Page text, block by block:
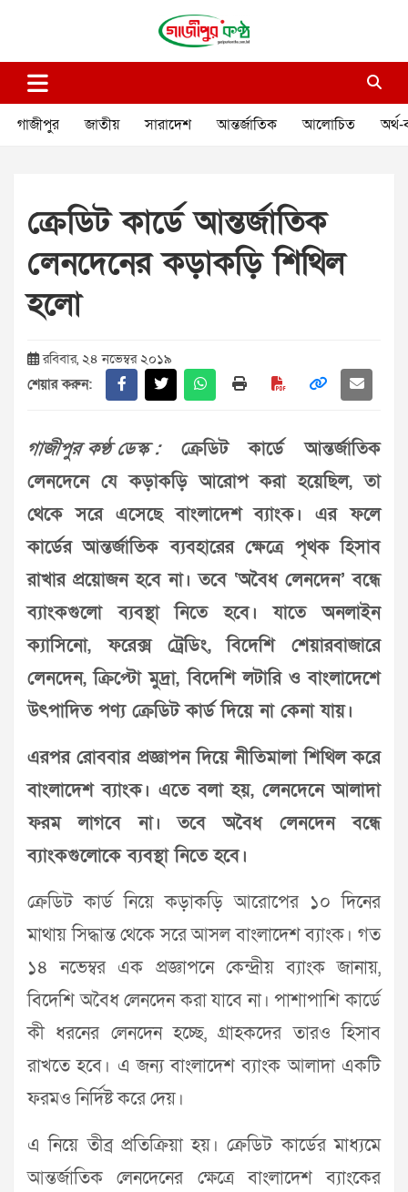
গাজীপুর কণ্ঠ
গাজীপুর জাতীয় সারাদেশ আন্তর্জাতিক আলোচিত অর্থ-
ক্রেডিট কার্ডে আন্তর্জাতিক
লেনদেনের কড়াকড়ি শিথিল
হলো
রবিবার, ২৪ নভেম্বর ২০১৯
শেয়ার করুন:
গাজীপুর কণ্ঠ ডেস্ক :ক্রেডিট কার্ডে আন্তর্জাতিক
লেনদেনে যে কড়াকড়ি আরোপ করা হয়েছিল, তা
থেকে সরে এসেছে বাংলাদেশ ব্যাংক। এর ফলে
কার্ডের আন্তর্জাতিক ব্যবহারের ক্ষেত্রে পৃথক হিসাব
রাখার প্রয়োজন হবে না। তবে ‘অবৈধ লেনদেন’ বন্ধে
ব্যাংকগুলো ব্যবস্থা নিতে হবে। যাতে অনলাইন
ক্যাসিনো, ফরেক্স ট্রেডিং, বিদেশি শেয়ারবাজারে
লেনদেন, ক্রিপ্টো মুদ্রা, বিদেশি লটারি ও বাংলাদেশে
উৎপাদিত পণ্য ক্রেডিট কার্ড দিয়ে না কেনা যায়।
এরপর রোববার প্রজ্ঞাপন দিয়ে নীতিমালা শিথিল করে
বাংলাদেশ ব্যাংক। এতে বলা হয়, লেনদেনে আলাদা
ফরম লাগবে না। তবে অবৈধ লেনদেন বন্ধে
ব্যাংকগুলোকে ব্যবস্থা নিতে হবে।
ক্রেডিট কার্ড নিয়ে কড়াকড়ি আরোপের ১০ দিনের
মাথায় সিদ্ধান্ত থেকে সরে আসল বাংলাদেশ ব্যাংক। গত
১৪ নভেম্বর এক প্রজ্ঞাপনে কেন্দ্রীয় ব্যাংক জানায়,
বিদেশি অবৈধ লেনদেন করা যাবে না। পাশাপাশি কার্ডে
কী ধরনের লেনদেন হচ্ছে, গ্রাহকদের তারও হিসাব
রাখতে হবে। এ জন্য বাংলাদেশ ব্যাংক আলাদা একটি
ফরমও নির্দিষ্ট করে দেয়।
এ নিয়ে তীব্র প্রতিক্রিয়া হয়। ক্রেডিট কার্ডের মাধ্যমে
আন্তর্জাতিক লেনদেনের ক্ষেত্রে বাংলাদেশ ব্যাংকের